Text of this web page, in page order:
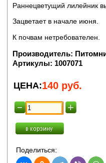
Раннецветущий лилейник
Зацветает в начале июня.
К почвам нетребователен.
Производитель:
Артикулы: 1007071
ЦЕНА:140 руб.
Поделиться: